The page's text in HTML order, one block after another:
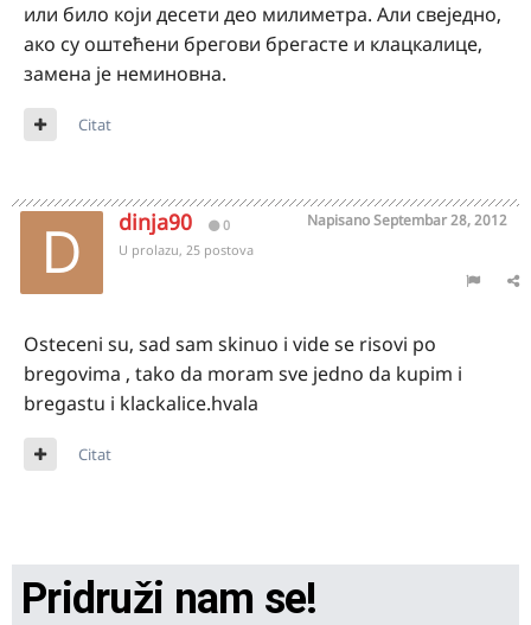
или било који десети део милиметра. Али свеједно,
ако су оштећени брегови брегасте и клацкалице,
замена је неминовна.
Citat
dinja90 0 NapisanoSeptembar 28, 2012
U prolazu, 25 postova
Osteceni su, sad sam skinuo i vide se risovi po
bregovima , tako da moram sve jedno da kupim i
bregastu i klackalice.hvala
Citat
Pridruži nam se!